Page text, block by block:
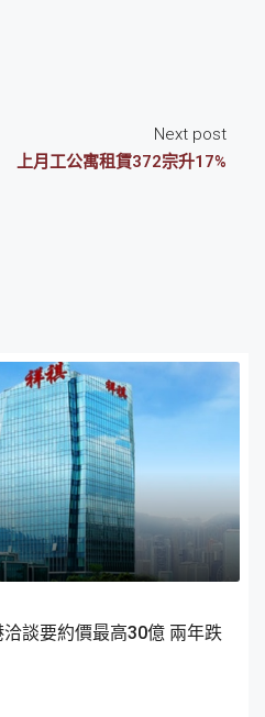
Next post
上月工公寓租賃372宗升17%
談要約價最高30億 兩年跌